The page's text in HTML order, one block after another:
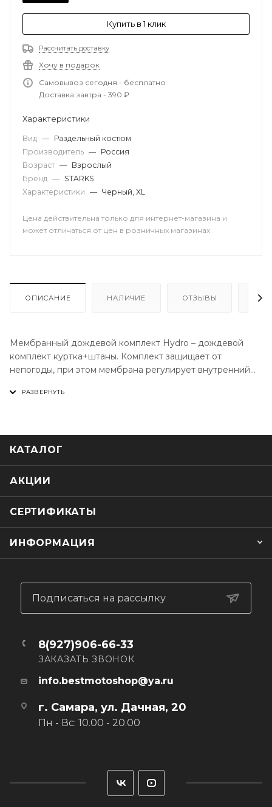
Купить в 1 клик
Рассчитать доставку
Хочу в подарок
Самовывоз сегодня - бесплатно
Доставка завтра - 390 ₽
Характеристики
Вид — Раздельный костюм
Производитель — Россия
Возраст — Взрослый
Бренд — STARKS
Характеристики — Черный, XL
Цена действительна только для интернет-магазина и
может отличаться от цен в розничных магазинах
ОПИСАНИЕ НАЛИЧИЕ ОТЗЫВЫ
Мембранный дождевой комплект Hydro – дождевой
комплект куртка+штаны. Комплект защищает от
непогоды, при этом мембрана регулирует внутренний
выведение пара, поддерживает комфорт.
ткань STR Pro 10000мм водного столба/10000г/м2/24ч.
ДЕТАЛИ:
- Капюшон складывается и убирается внутрь воротника
- Светоотражающие элементы на плечах и рукавах
- Внутренний влагозащищённый карман
- Утяжка пояса из резинки и стопора во внутренней
- Брюки расклешаются с помощью водонепроницаемой
молнии внизу брючины
сетки на местах, склонных к истиранию
КАТАЛОГ
АКЦИИ
СЕРТИФИКАТЫ
ИНФОРМАЦИЯ
г. Самара, ул. Дачная, 20
Пн - Вс: 10.00 - 20.00
Подписаться на рассылку
8(927)906-66-33
ЗАКАЗАТЬ ЗВОНОК
info.bestmotoshop@ya.ru